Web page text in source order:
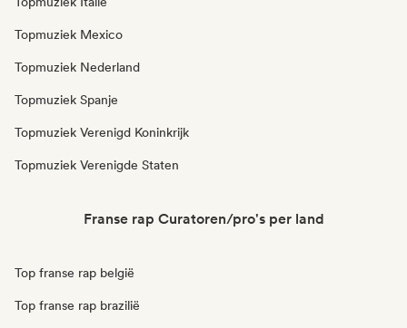
Topmuziek Mexico
Topmuziek Nederland
Topmuziek Spanje
Topmuziek Verenigd Koninkrijk
Topmuziek Verenigde Staten
Franse rap Curatoren/pro's per land
Top franse rap belgië
Top franse rap brazilië